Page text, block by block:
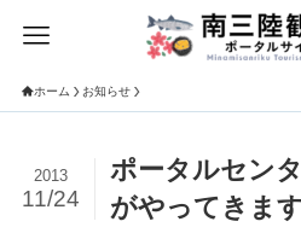
ホーム お知らせ
ポータルセン
がやってきます
2013
11/24